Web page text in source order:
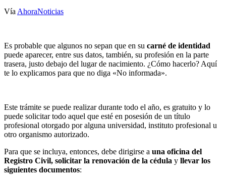
Vía AhoraNoticias
Es probable que algunos no sepan que en su carné de identidad
puede aparecer, entre sus datos, también, su profesión en la parte
trasera, justo debajo del lugar de nacimiento. ¿Cómo hacerlo? Aquí
te lo explicamos para que no diga «No informada».
Este trámite se puede realizar durante todo el año, es gratuito y lo
puede solicitar todo aquel que esté en posesión de un título
profesional otorgado por alguna universidad, instituto profesional u
otro organismo autorizado.
Para que se incluya, entonces, debe dirigirse a una oficina del
Registro Civil, solicitar la renovación de la cédula y llevar los
siguientes documentos: